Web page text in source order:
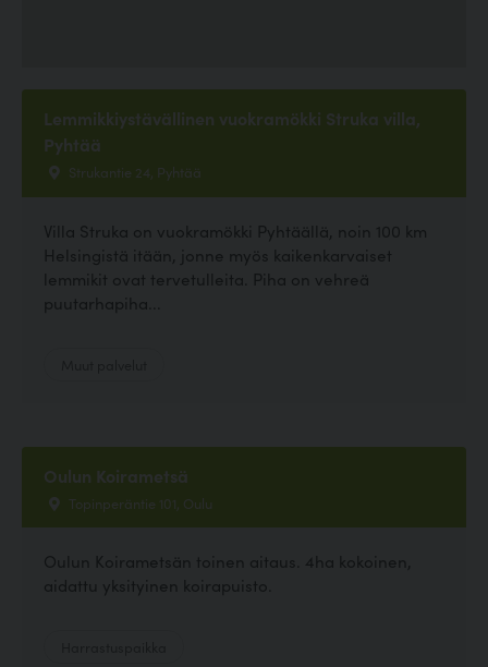
Lemmikkiystävällinen vuokramökki Struka villa,
Pyhtää
Strukantie 24, Pyhtää
Villa Struka on vuokramökki Pyhtäällä, noin 100 km
Helsingistä itään, jonne myös kaikenkarvaiset
lemmikit ovat tervetulleita. Piha on vehreä
puutarhapiha...
Oulun Koirametsä
Topinperäntie 101, Oulu
Oulun Koirametsän toinen aitaus. 4ha kokoinen,
aidattu yksityinen koirapuisto.